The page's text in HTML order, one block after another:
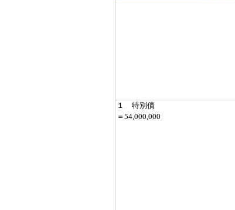
１ 特別債
＝54,000,000